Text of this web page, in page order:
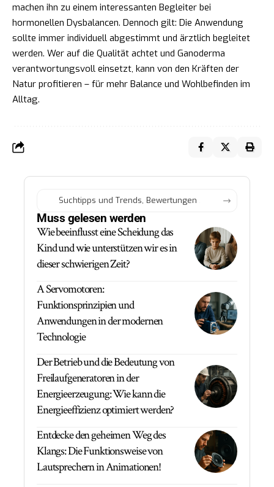
machen ihn zu einem interessanten Begleiter bei
hormonellen Dysbalancen. Dennoch gilt: Die Anwendung
sollte immer individuell abgestimmt und ärztlich begleitet
werden. Wer auf die Qualität achtet und Ganoderma
verantwortungsvoll einsetzt, kann von den Kräften der
Natur profitieren – für mehr Balance und Wohlbefinden im
Alltag.
Muss gelesen werden
Wie beeinflusst eine Scheidung das
Kind und wie unterstützen wir es in
dieser schwierigen Zeit?
A Servomotoren:
Funktionsprinzipien und
Anwendungen in der modernen
Technologie
Der Betrieb und die Bedeutung von
Freilaufgeneratoren in der
Energieerzeugung: Wie kann die
Energieeffizienz optimiert werden?
Entdecke den geheimen Weg des
Klangs: Die Funktionsweise von
Lautsprechern in Animationen!